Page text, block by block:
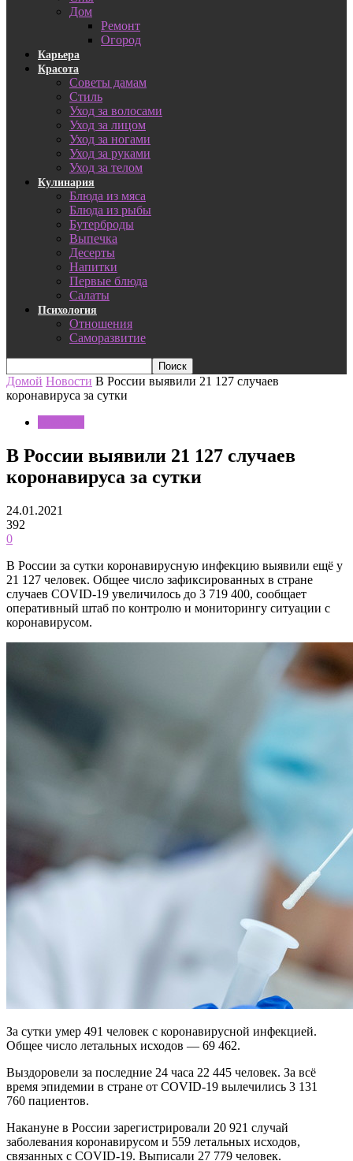
Дом
Ремонт
Огород
Карьера
Красота
Советы дамам
Стиль
Уход за волосами
Уход за лицом
Уход за ногами
Уход за руками
Уход за телом
Кулинария
Блюда из мяса
Блюда из рыбы
Бутерброды
Выпечка
Десерты
Напитки
Первые блюда
Салаты
Психология
Отношения
Саморазвитие
Домой Новости В России выявили 21 127 случаев
коронавируса за сутки
В России выявили 21 127 случаев
коронавируса за сутки
24.01.2021
392
0
В России за сутки коронавирусную инфекцию выявили ещё у
21 127 человек. Общее число зафиксированных в стране
случаев COVID-19 увеличилось до 3 719 400, сообщает
оперативный штаб по контролю и мониторингу ситуации с
коронавирусом.
За сутки умер 491 человек с коронавирусной инфекцией.
Общее число летальных исходов — 69 462.
Выздоровели за последние 24 часа 22 445 человек. За всё
время эпидемии в стране от COVID-19 вылечились 3 131
760 пациентов.
Накануне в России зарегистрировали 20 921 случай
заболевания коронавирусом и 559 летальных исходов,
связанных с COVID-19. Выписали 27 779 человек.